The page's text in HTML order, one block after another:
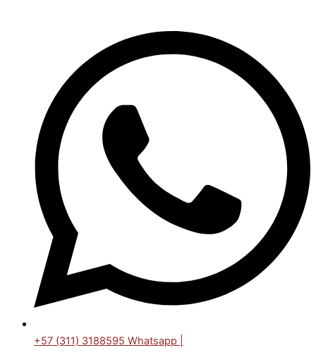
+57 (311) 3188595 Whatsapp |